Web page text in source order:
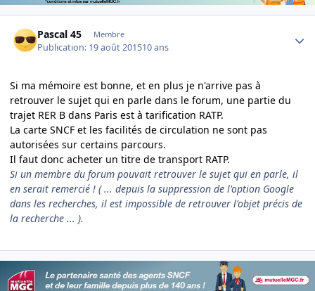
Pascal 45 Membre
Publication: 19 août 201510 ans
Si ma mémoire est bonne, et en plus je n'arrive pas à
retrouver le sujet qui en parle dans le forum, une partie du
trajet RER B dans Paris est à tarification RATP.
La carte SNCF et les facilités de circulation ne sont pas
autorisées sur certains parcours.
Il faut donc acheter un titre de transport RATP.
Si un membre du forum pouvait retrouver le sujet qui en parle, il
en serait remercié ! ( ... depuis la suppression de l'option Google
dans les recherches, il est impossible de retrouver l'objet précis de
la recherche ... ).